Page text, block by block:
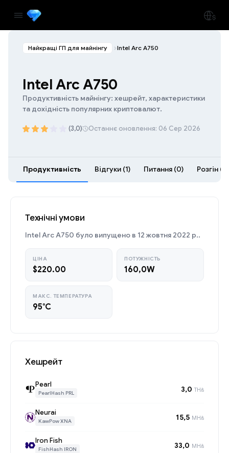
Найкращі ГП для майнінгу Intel Arc A750
Intel Arc A750
Продуктивність майнінгу: хешрейт, характеристики
та дохідність популярних криптовалют.
(3,0) Останнє оновлення: 06 Сер 2026
Продуктивність Відгуки (1) Питання (0) Розгін (0)
Технічні умови
Intel Arc A750 було випущено в 12 жовтня 2022 р..
ЦІНА
$220.00
ПОТУЖНІСТЬ
160,0W
МАКС. ТЕМПЕРАТУРА
95°C
Хешрейт
Pearl
PearlHash PRL 3,0 TH/s
Neurai
KawPow XNA 15,5 MH/s
Iron Fish
FishHash IRON 33,0 MH/s